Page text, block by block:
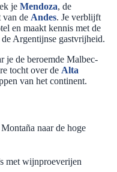
je Mendoza, de
van de Andes. Je verblijft
en maakt kennis met de
Argentijnse gastvrijheid.
je de beroemde Malbec-
tocht over de Alta
van het continent.
naar de hoge
met wijnproeverijen